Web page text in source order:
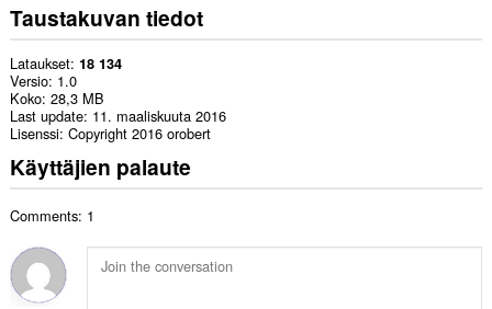
Taustakuvan tiedot
Lataukset 18 134
Versio 1.0
Koko 28,3 MB
Last update 11. maaliskuuta 2016
Lisenssi Copyright 2016 orobert
Käyttäjien palaute
Comments: 1